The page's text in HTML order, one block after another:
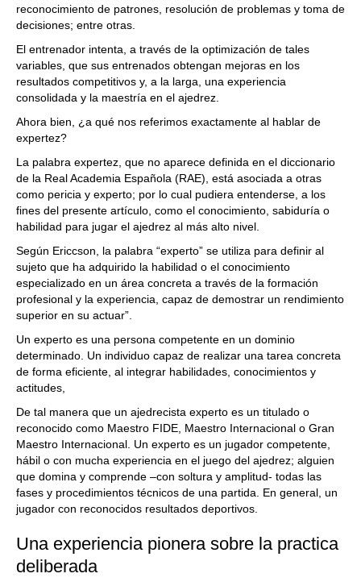
reconocimiento de patrones, resolución de problemas y toma de
decisiones; entre otras.
El entrenador intenta, a través de la optimización de tales
variables, que sus entrenados obtengan mejoras en los
resultados competitivos y, a la larga, una experiencia
consolidada y la maestría en el ajedrez.
Ahora bien, ¿a qué nos referimos exactamente al hablar de
expertez?
La palabra expertez, que no aparece definida en el diccionario
de la Real Academia Española (RAE), está asociada a otras
como pericia y experto; por lo cual pudiera entenderse, a los
fines del presente artículo, como el conocimiento, sabiduría o
habilidad para jugar el ajedrez al más alto nivel.
Según Ericcson, la palabra “experto” se utiliza para definir al
sujeto que ha adquirido la habilidad o el conocimiento
especializado en un área concreta a través de la formación
profesional y la experiencia, capaz de demostrar un rendimiento
superior en su actuar”.
Un experto es una persona competente en un dominio
determinado. Un individuo capaz de realizar una tarea concreta
de forma eficiente, al integrar habilidades, conocimientos y
actitudes,
De tal manera que un ajedrecista experto es un titulado o
reconocido como Maestro FIDE, Maestro Internacional o Gran
Maestro Internacional. Un experto es un jugador competente,
hábil o con mucha experiencia en el juego del ajedrez; alguien
que domina y comprende –con soltura y amplitud- todas las
fases y procedimientos técnicos de una partida. En general, un
jugador con reconocidos resultados deportivos.
Una experiencia pionera sobre la practica
deliberada